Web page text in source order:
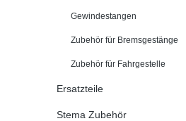
Gewindestangen
Zubehör für Bremsgestänge
Zubehör für Fahrgestelle
Ersatzteile
Stema Zubehör